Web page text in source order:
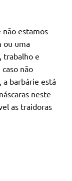
não estamos
ou uma
trabalho e
não
a barbárie está
neste
as traidoras